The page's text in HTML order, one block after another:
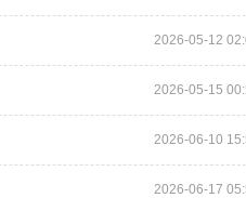
2026-05-12
2026-05-15
2026-06-10
2026-06-17